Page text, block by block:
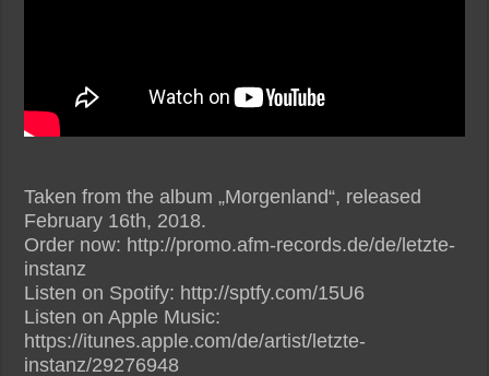
Taken from the album „Morgenland“, released
February 16th, 2018.
Order now: http://promo.afm-records.de/de/letzte-
instanz
Listen on Spotify: http://sptfy.com/15U6
Listen on Apple Music:
https://itunes.apple.com/de/artist/letzte-
instanz/29276948